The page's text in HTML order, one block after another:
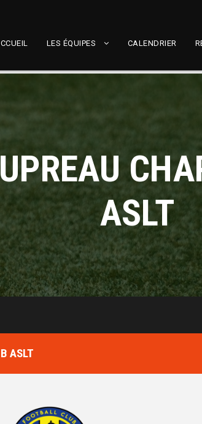
LES ÉQUIPES CALENDRIER
ASLT
ASLT